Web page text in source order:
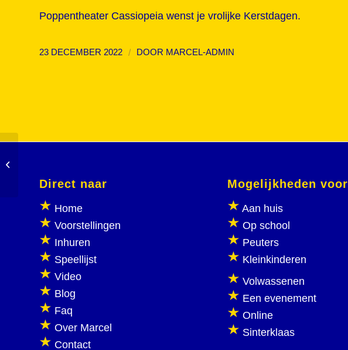
Poppentheater Cassiopeia wenst je vrolijke Kerstdagen.
23 DECEMBER 2022 / DOOR MARCEL-ADMIN
Direct naar
Home
Voorstellingen
Inhuren
Speellijst
Video
Blog
Faq
Over Marcel
Contact
Mogelijkheden voor
Aan huis
Op school
Peuters
Kleinkinderen
Volwassenen
Een evenement
Online
Sinterklaas